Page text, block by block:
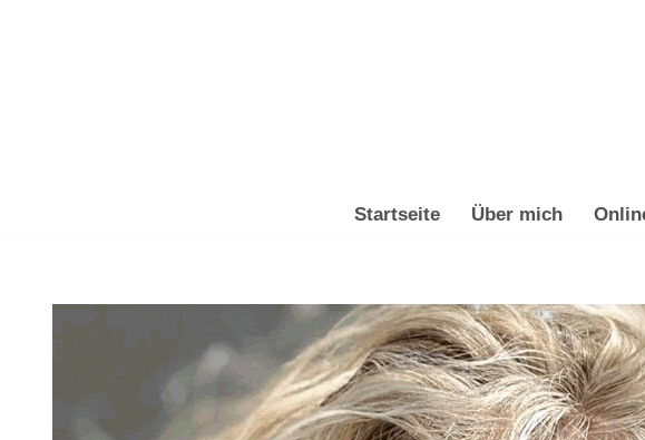
Startseite Über mich